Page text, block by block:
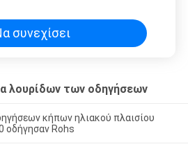
συνεχίσει
λουρίδων των οδηγήσεων
κήπων ηλιακού πλαισίου
οδήγησαν Rohs